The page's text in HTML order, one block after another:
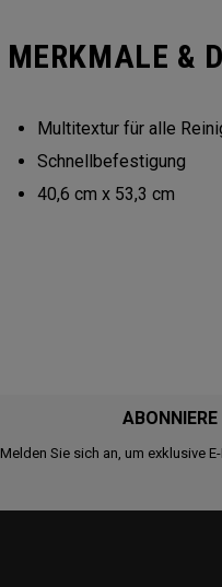
MERKMALE &
Multitextur für alle
Schnellbefestigung
40,6 cm x 53,3 cm
Melden Sie sich an, um exklusive